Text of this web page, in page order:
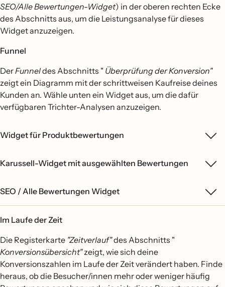
SEO/Alle Bewertungen-Widget) in der oberen rechten Ecke
des Abschnitts aus, um die Leistungsanalyse für dieses
Widget anzuzeigen.
Funnel
DerFunneldes Abschnitts " Überprüfung der Konversion"
zeigt ein Diagramm mit der schrittweisen Kaufreise deines
Kunden an. Wähle unten ein Widget aus, um die dafür
verfügbaren Trichter-Analysen anzuzeigen.
Widget für Produktbewertungen
Karussell-Widget mit ausgewählten Bewertungen
SEO / Alle Bewertungen Widget
Im Laufe der Zeit
Die Registerkarte "Zeitverlauf"des Abschnitts "
Konversionsübersicht"zeigt, wie sich deine
Konversionszahlen im Laufe der Zeit verändert haben. Finde
heraus, ob die Besucher/innen mehr oder weniger häufig